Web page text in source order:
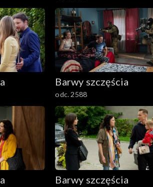
Barwy szczęścia
odc. 2588
Barwy szczęścia